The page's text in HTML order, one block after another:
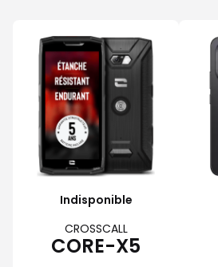
Indisponible
CROSSCALL
CORE-X5